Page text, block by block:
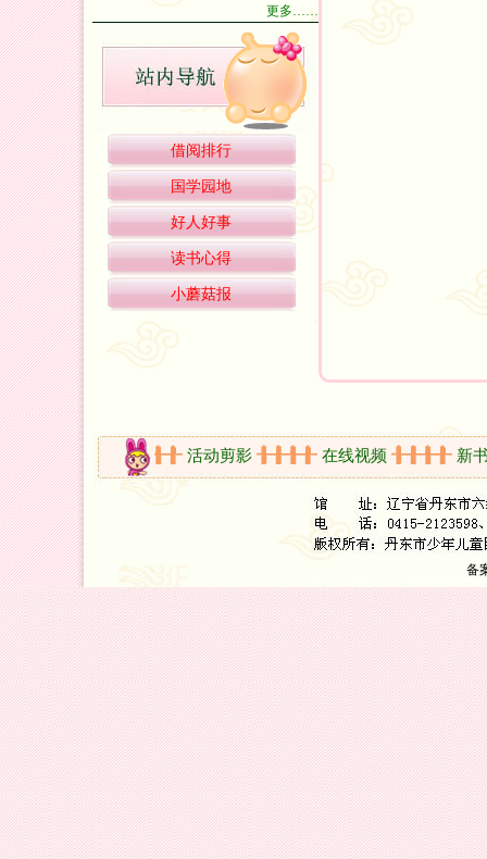
更多……
借阅排行
国学园地
好人好事
读书心得
小蘑菇报
开放时间 活动剪影 在线视频 新书架
备